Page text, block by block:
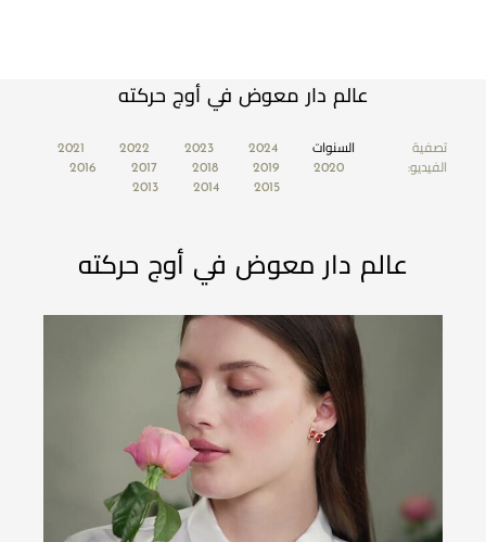
عالم دار معوض في أوج حركته
تصفية
الفيديو:
السنوات 2024
2023
2022
2021
2020
2019
2018
2017
2016
2015
2014
2013
عالم دار معوض في أوج حركته